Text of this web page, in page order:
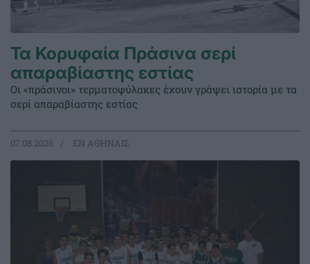
Τα Κορυφαία Πράσινα σερί
απαραβίαστης εστίας
Οι «πράσινοι» τερματοφύλακες έχουν γράψει ιστορία με τα
σερί απαραβίαστης εστίας
07.08.2026 EΝ ΑΘΗΝΑΙΣ